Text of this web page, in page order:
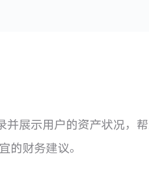
展示用户的资产状况，
的财务建议。